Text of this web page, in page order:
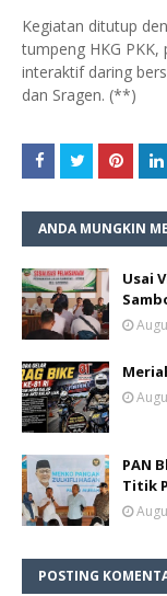
Kegiatan ditutup
tumpeng HKG
interaktif daring
dan Sragen. (**)
ANDA MUNGKIN
Usai
PAN
Titik
POSTING